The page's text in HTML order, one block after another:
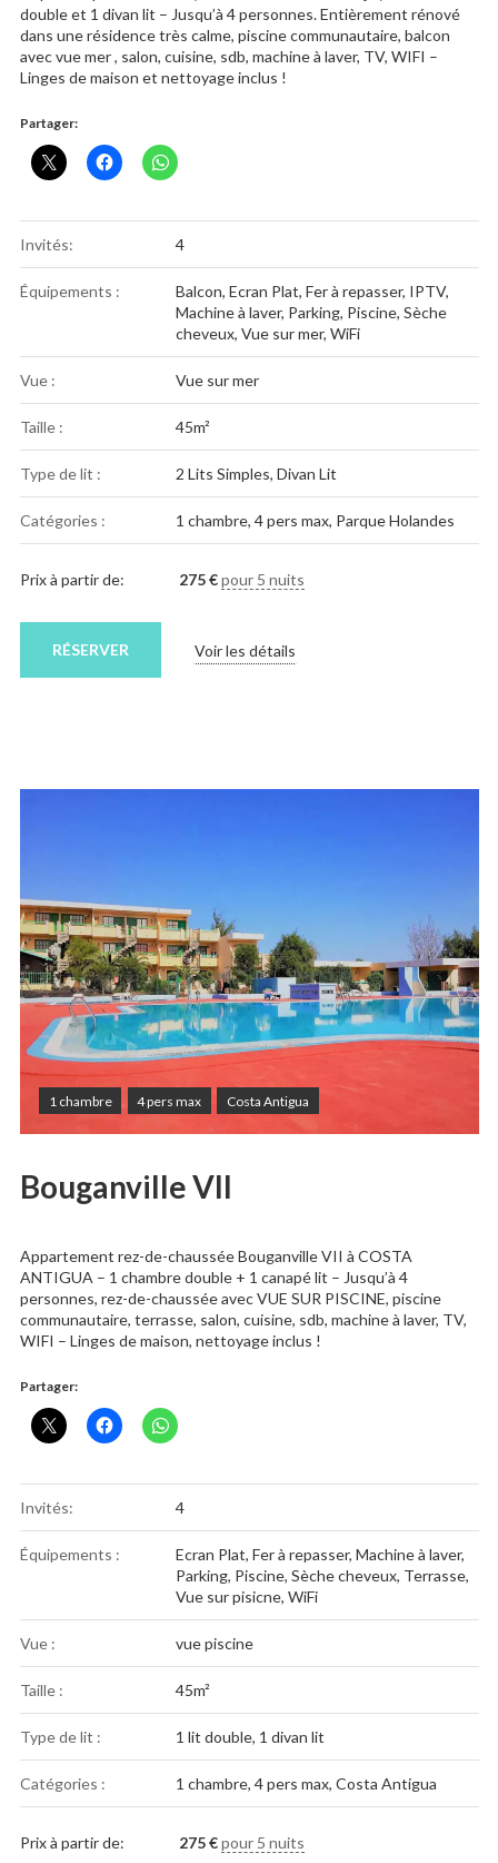
double et 1 divan lit – Jusqu’à 4 personnes. Entièrement rénové
dans une résidence très calme, piscine communautaire, balcon
avec vue mer , salon, cuisine, sdb, machine à laver, TV, WIFI –
Linges de maison et nettoyage inclus !
Partager:
Invités: 4
Équipements : Balcon, Ecran Plat, Fer à repasser, IPTV,
Machine à laver, Parking, Piscine, Sèche
cheveux, Vue sur mer, WiFi
Vue : Vue sur mer
Taille : 45m²
Type de lit : 2 Lits Simples, Divan Lit
Catégories : 1 chambre, 4 pers max, Parque Holandes
Prix à partir de: 275€ pour 5 nuits
Voir les détails
RÉSERVER
1 chambre 4 pers max Costa Antigua
Bouganville VII
Appartement rez-de-chaussée Bouganville VII à COSTA
ANTIGUA – 1 chambre double + 1 canapé lit – Jusqu’à 4
personnes, rez-de-chaussée avec VUE SUR PISCINE, piscine
communautaire, terrasse, salon, cuisine, sdb, machine à laver, TV,
WIFI – Linges de maison, nettoyage inclus !
Partager:
Invités: 4
Équipements : Ecran Plat, Fer à repasser, Machine à laver,
Parking, Piscine, Sèche cheveux, Terrasse,
Vue sur pisicne, WiFi
Vue : vue piscine
Taille : 45m²
Type de lit : 1 lit double, 1 divan lit
Catégories : 1 chambre, 4 pers max, Costa Antigua
Prix à partir de: 275€ pour 5 nuits